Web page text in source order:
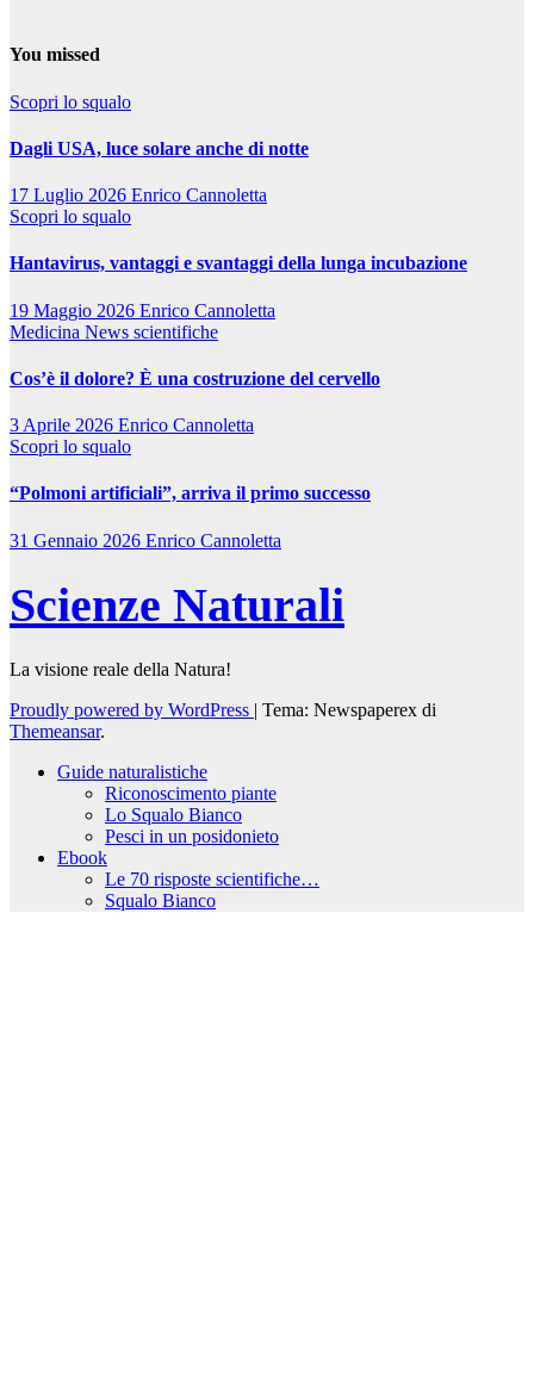
You missed
Scopri lo squalo
Dagli USA, luce solare anche di notte
17 Luglio 2026 Enrico Cannoletta
Scopri lo squalo
Hantavirus, vantaggi e svantaggi della lunga incubazione
19 Maggio 2026 Enrico Cannoletta
Medicina News scientifiche
Cos’è il dolore? È una costruzione del cervello
3 Aprile 2026 Enrico Cannoletta
Scopri lo squalo
“Polmoni artificiali”, arriva il primo successo
31 Gennaio 2026 Enrico Cannoletta
Scienze Naturali
La visione reale della Natura!
Proudly powered by WordPress | Tema: Newspaperex di
Themeansar.
Guide naturalistiche
Riconoscimento piante
Lo Squalo Bianco
Pesci in un posidonieto
Ebook
Le 70 risposte scientifiche…
Squalo Bianco